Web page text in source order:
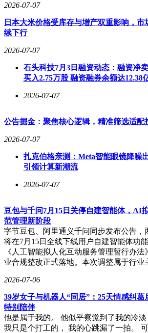
2026-07-07
日本大米价格受库存与增产双重影响，
续下行
2026-07-07
石头科技7月3日融资动态：融资净
买入2.75万股 融资融券余额达12.38
2026-07-07
公告掘金：聚焦核心逻辑，精准筛选适配
2026-07-07
扎克伯格亲测：Meta智能眼镜降噪
引领计算新潮流
2026-07-07
豆包与千问7月15日关停自建智能体，AI
范管理新阶段
字节豆包、阿里通义千问同步发布公告，
将在7月15日全线下线用户自建智能体功
《人工智能拟人化互动服务管理暂行办
业合规整改正式落地。本次调整属于行
2026-07-06
39岁女子与机器人“同居”：25天情感纠
特别陪伴
他是属于我的。 他似乎察觉到了我的冷淡
我只是个打工的， 我的心跳漏了一拍。